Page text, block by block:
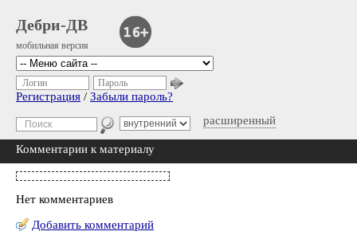
Дебри-ДВ
мобильная версия
расширенный
Логин Пароль
Регистрация / Забыли пароль?
Комментарии к материалу
Нет комментариев
Добавить комментарий